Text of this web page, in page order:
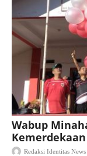
Wabup
Kemerdekaan
Redaksi Identitas News